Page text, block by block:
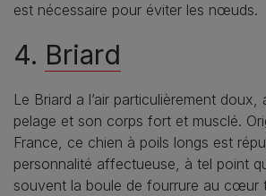
est nécessaire pour éviter les nœuds.
4. Briard
Le Briard a l’air particulièrement
pelage et son corps fort et musclé.
France, ce chien à poils longs est
personnalité affectueuse, à tel point
souvent la boule de fourrure au cœur